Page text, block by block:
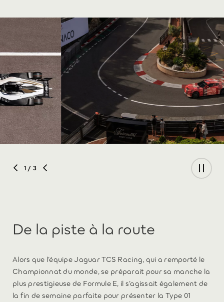
2 / 3
De la piste à la route
Alors que l’équipe Jaguar TCS Racing, qui a remporté le
Championnat du monde, se préparait pour sa manche la
plus prestigieuse de Formule E, il s’agissait également de
la fin de semaine parfaite pour présenter la Type 01